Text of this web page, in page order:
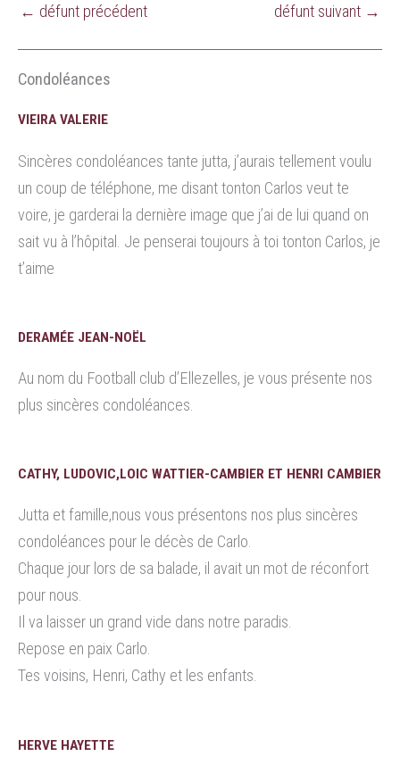
← défunt précédent défunt suivant →
Condoléances
VIEIRA VALERIE
Sincères condoléances tante jutta, j’aurais tellement voulu
un coup de téléphone, me disant tonton Carlos veut te
voire, je garderai la dernière image que j’ai de lui quand on
sait vu à l’hôpital. Je penserai toujours à toi tonton Carlos, je
t’aime
DERAMÉE JEAN-NOËL
Au nom du Football club d’Ellezelles, je vous présente nos
plus sincères condoléances.
CATHY, LUDOVIC,LOIC WATTIER-CAMBIER ET HENRI CAMBIER
Jutta et famille,nous vous présentons nos plus sincères
condoléances pour le décès de Carlo.
Chaque jour lors de sa balade, il avait un mot de réconfort
pour nous.
Il va laisser un grand vide dans notre paradis.
Repose en paix Carlo.
Tes voisins, Henri, Cathy et les enfants.
HERVE HAYETTE